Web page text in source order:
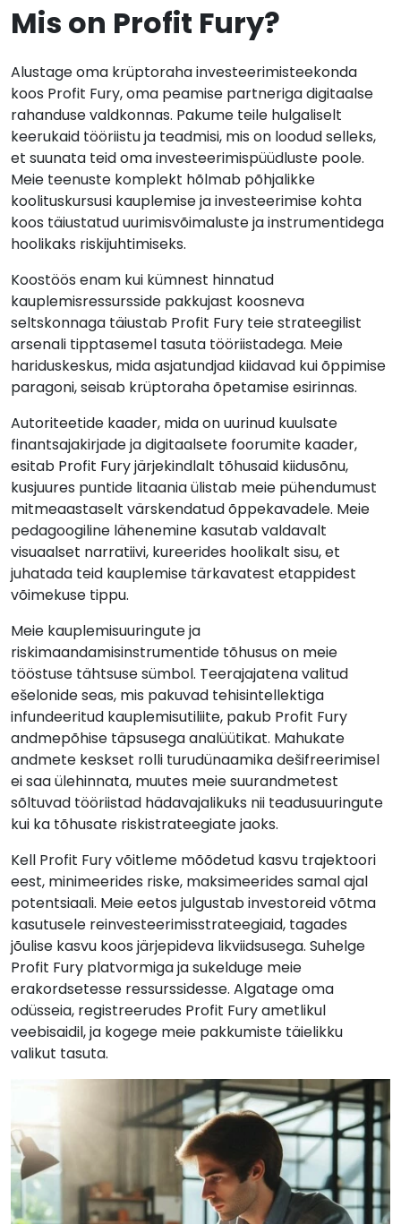
Mis on Profit Fury?
Alustage oma krüptoraha investeerimisteekonda
koos Profit Fury, oma peamise partneriga digitaalse
rahanduse valdkonnas. Pakume teile hulgaliselt
keerukaid tööriistu ja teadmisi, mis on loodud selleks,
et suunata teid oma investeerimispüüdluste poole.
Meie teenuste komplekt hõlmab põhjalikke
koolituskursusi kauplemise ja investeerimise kohta
koos täiustatud uurimisvõimaluste ja instrumentidega
hoolikaks riskijuhtimiseks.
Koostöös enam kui kümnest hinnatud
kauplemisressursside pakkujast koosneva
seltskonnaga täiustab Profit Fury teie strateegilist
arsenali tipptasemel tasuta tööriistadega. Meie
hariduskeskus, mida asjatundjad kiidavad kui õppimise
paragoni, seisab krüptoraha õpetamise esirinnas.
Autoriteetide kaader, mida on uurinud kuulsate
finantsajakirjade ja digitaalsete foorumite kaader,
esitab Profit Fury järjekindlalt tõhusaid kiidusõnu,
kusjuures puntide litaania ülistab meie pühendumust
mitmeaastaselt värskendatud õppekavadele. Meie
pedagoogiline lähenemine kasutab valdavalt
visuaalset narratiivi, kureerides hoolikalt sisu, et
juhatada teid kauplemise tärkavatest etappidest
võimekuse tippu.
Meie kauplemisuuringute ja
riskimaandamisinstrumentide tõhusus on meie
tööstuse tähtsuse sümbol. Teerajajatena valitud
ešelonide seas, mis pakuvad tehisintellektiga
infundeeritud kauplemisutiliite, pakub Profit Fury
andmepõhise täpsusega analüütikat. Mahukate
andmete keskset rolli turudünaamika dešifreerimisel
ei saa ülehinnata, muutes meie suurandmetest
sõltuvad tööriistad hädavajalikuks nii teadusuuringute
kui ka tõhusate riskistrateegiate jaoks.
Kell Profit Fury võitleme mõõdetud kasvu trajektoori
eest, minimeerides riske, maksimeerides samal ajal
potentsiaali. Meie eetos julgustab investoreid võtma
kasutusele reinvesteerimisstrateegiaid, tagades
jõulise kasvu koos järjepideva likviidsusega. Suhelge
Profit Fury platvormiga ja sukelduge meie
erakordsetesse ressurssidesse. Algatage oma
odüsseia, registreerudes Profit Fury ametlikul
veebisaidil, ja kogege meie pakkumiste täielikku
valikut tasuta.